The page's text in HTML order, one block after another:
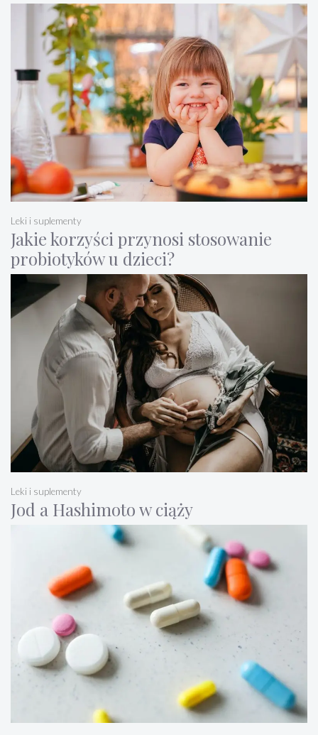
Jakie korzyści przynosi stosowanie
probiotyków u dzieci?
Leki i suplementy
Jod a Hashimoto w ciąży
Leki i suplementy